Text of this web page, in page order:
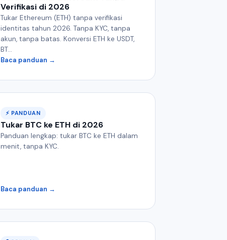
Verifikasi di 2026
Tukar Ethereum (ETH) tanpa verifikasi
identitas tahun 2026. Tanpa KYC, tanpa
akun, tanpa batas. Konversi ETH ke USDT,
BT...
Baca panduan →
⚡ PANDUAN
Tukar BTC ke ETH di 2026
Panduan lengkap: tukar BTC ke ETH dalam
menit, tanpa KYC.
Baca panduan →